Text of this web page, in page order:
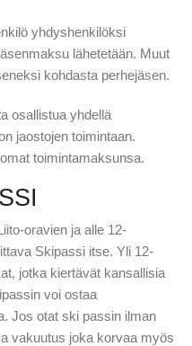
yhdyshenkilöksi
lähetetään. Muut
kohdasta perhejäsen.
osallistua yhdellä
jaostojen toimintaan.
toimintamaksunsa.
oravien ja alle 12-
Skipassi itse. Yli 12-
jotka kiertävät kansallisia
voi ostaa
Jos otat ski passin ilman
vakuutus joka korvaa myös